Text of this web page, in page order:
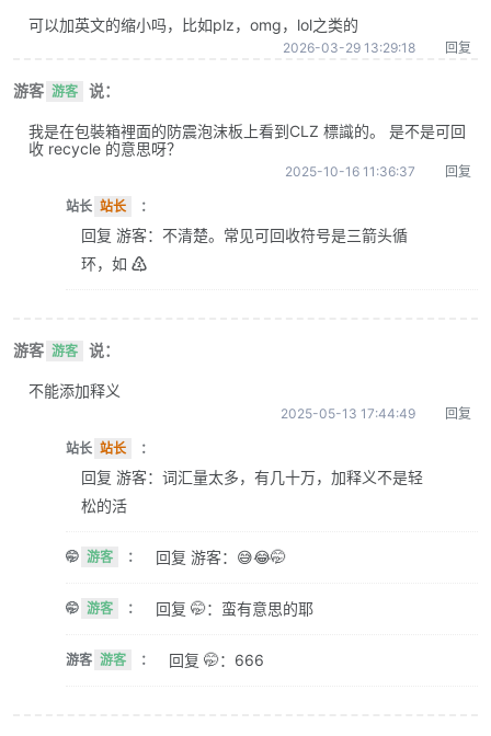
可以加英文的缩小吗，比如plz，omg，lol之类的
2026-03-29 13:29:18 回复
游客 游客 说：
我是在包裝箱裡面的防震泡沫板上看到CLZ 標識的。 是不是可回
收 recycle 的意思呀？
2025-10-16 11:36:37 回复
站长 站长 ：
回复 游客：不清楚。常见可回收符号是三箭头循
环，如 ♴
游客 游客 说：
不能添加释义
2025-05-13 17:44:49 回复
站长 站长 ：
回复 游客：词汇量太多，有几十万，加释义不是轻
松的活
🤭 游客 ： 回复 游客：😅😂🤭
🤭 游客 ： 回复 🤭：蛮有意思的耶
游客 游客 ： 回复 🤭：666